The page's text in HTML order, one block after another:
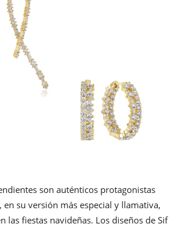
son auténticos protagonistas
en su versión más especial y llamativa,
las fiestas navideñas. Los diseños de Sif